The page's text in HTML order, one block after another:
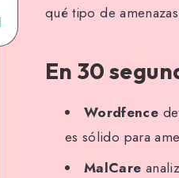
Email
on
WhatsApp
qué tipo de
En 30
Wordfence
es sólido para
MalCare